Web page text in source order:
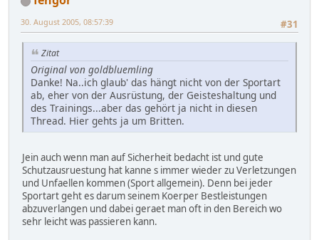
#31
30. August 2005, 08:57:39
Zitat
Original von goldbluemling
Danke! Na..ich glaub' das hängt nicht von der Sportart
ab, eher von der Ausrüstung, der Geisteshaltung und
des Trainings...aber das gehört ja nicht in diesen
Thread. Hier gehts ja um Britten.
Jein auch wenn man auf Sicherheit bedacht ist und gute
Schutzausruestung hat kanne s immer wieder zu Verletzungen
und Unfaellen kommen (Sport allgemein). Denn bei jeder
Sportart geht es darum seinem Koerper Bestleistungen
abzuverlangen und dabei geraet man oft in den Bereich wo
sehr leicht was passieren kann.